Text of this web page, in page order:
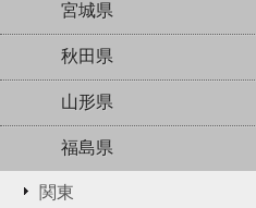
宮城県
秋田県
山形県
福島県
関東